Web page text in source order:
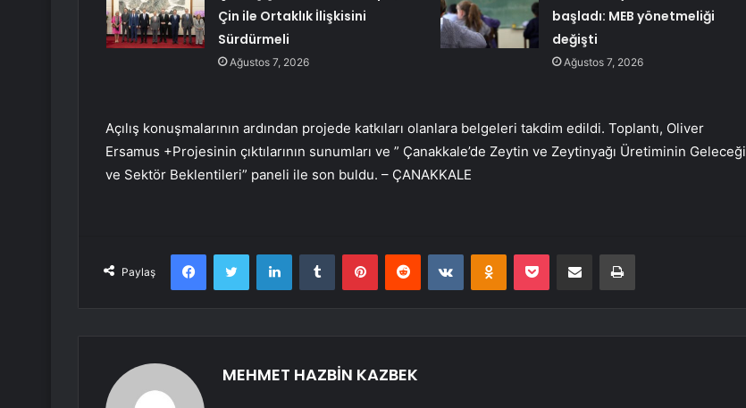
Çin ile Ortaklık İlişkisini
Sürdürmeli
Ağustos 7, 2026
başladı: MEB yönetmeliği
değişti
Ağustos 7, 2026
Açılış konuşmalarının ardından projede katkıları olanlara belgeleri takdim edildi. Toplantı, Oliver
Ersamus +Projesinin çıktılarının sunumları ve ” Çanakkale’de Zeytin ve Zeytinyağı Üretiminin Geleceği
ve Sektör Beklentileri” paneli ile son buldu. – ÇANAKKALE
Paylaş
FacebookTwitter LinkedInTumblr PinterestReddit VKontakteOdnoklassniki
Pocket E-Posta ile paylaş Yazdır
MEHMET HAZBİN KAZBEK